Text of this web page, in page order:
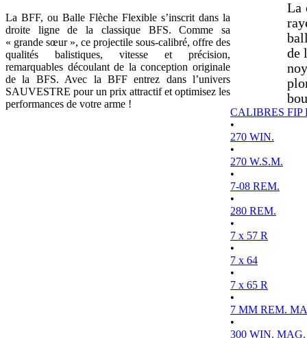
La BFF, ou Balle Flèche Flexible s’inscrit dans la
droite ligne de la classique BFS. Comme sa
« grande sœur », ce projectile sous-calibré, offre des
qualités balistiques, vitesse et précision,
remarquables découlant de la conception originale
de la BFS. Avec la BFF entrez dans l’univers
SAUVESTRE pour un prix attractif et optimisez les
performances de votre arme !
La
de
CALIBRES FIP
•
270 WIN.
•
270 W.S.M.
•
7-08 REM.
•
280 REM.
•
7 x 57 R
•
7 x 64
•
7 x 65 R
•
7 MM REM.
•
300 WIN. MAG.